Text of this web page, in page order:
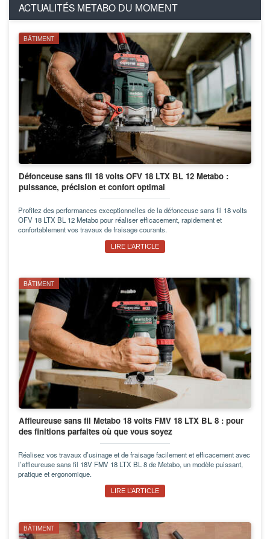
ACTUALITÉS METABO DU MOMENT
BÂTIMENT
Défonceuse sans fil 18 volts OFV 18 LTX BL 12 Metabo :
puissance, précision et confort optimal
Profitez des performances exceptionnelles de la défonceuse sans fil 18 volts
OFV 18 LTX BL 12 Metabo pour réaliser efficacement, rapidement et
confortablement vos travaux de fraisage courants.
LIRE L’ARTICLE
BÂTIMENT
Affleureuse sans fil Metabo 18 volts FMV 18 LTX BL 8 : pour
des finitions parfaites où que vous soyez
Réalisez vos travaux d’usinage et de fraisage facilement et efficacement avec
l’affleureuse sans fil 18V FMV 18 LTX BL 8 de Metabo, un modèle puissant,
pratique et ergonomique.
LIRE L’ARTICLE
BÂTIMENT